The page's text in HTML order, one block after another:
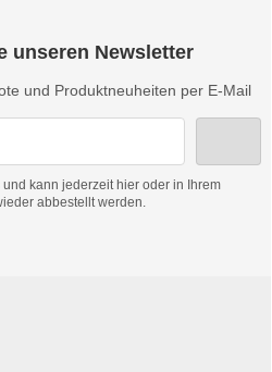
unseren Newsletter
und Produktneuheiten per E-Mail
kann jederzeit hier oder in Ihrem
abbestellt werden.